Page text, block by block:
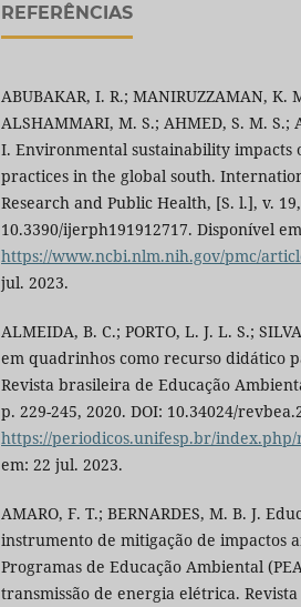
REFERÊNCIAS
ABUBAKAR, I. R.; MANIRUZZAMAN, K.
ALSHAMMARI, M. S.; AHMED, S. M. S.;
I. Environmental sustainability impacts
practices in the global south.
Research and Public Health, [S. l.], v.
10.3390/ijerph191912717. Disponível
https://www.ncbi.nlm.nih.gov/pmc/
jul. 2023.
ALMEIDA, B. C.; PORTO, L. J. L. S.;
em quadrinhos como recurso didático
Revista brasileira de Educação
p. 229-245, 2020. DOI: 10.34024/
https://periodicos.unifesp.br/
em: 22 jul. 2023.
AMARO, F. T.; BERNARDES, M. B. J.
instrumento de mitigação de impactos
Programas de Educação Ambiental
transmissão de energia elétrica.